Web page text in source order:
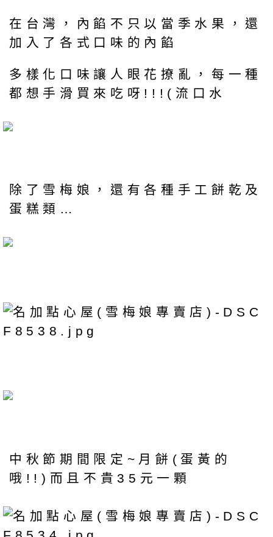
在台灣，內餡不只以當季水果，還
加入了各式口味的內餡
多樣化口味讓人眼花撩亂，每一種
都想手滑買來吃呀!!!(流口水
除了雪梅娘，還有各種手工餅乾及
蛋糕類…
中秋節期間限定~月餅(蛋黃的
哦!!)而且不貴35元一顆